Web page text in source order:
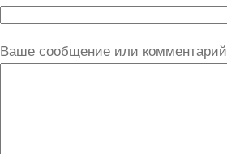
Ваше сообщение или комментарий